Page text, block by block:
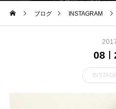
ブログ INSTAGRAM
08